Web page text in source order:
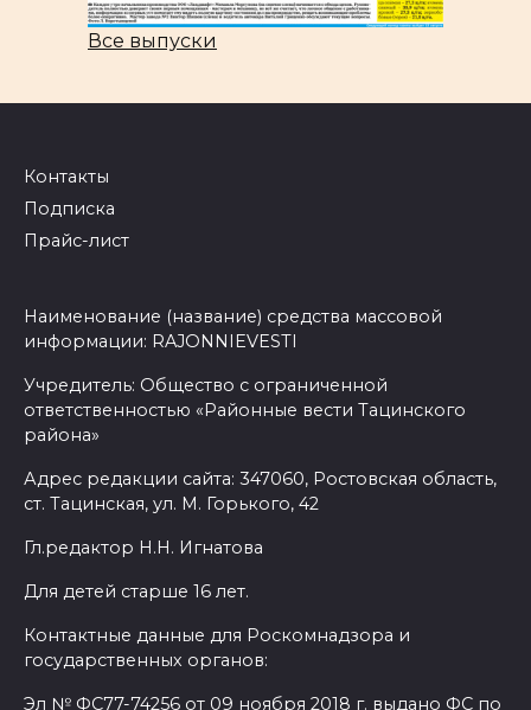
Все выпуски
Контакты
Подписка
Прайс-лист
Наименование (название) средства массовой
информации: RAJONNIEVESTI
Учредитель: Общество с ограниченной
ответственностью «Районные вести Тацинского
района»
Адрес редакции сайта: 347060, Ростовская область,
ст. Тацинская, ул. М. Горького, 42
Гл.редактор Н.Н. Игнатова
Для детей старше 16 лет.
Контактные данные для Роскомнадзора и
государственных органов:
Эл № ФС77-74256 от 09 ноября 2018 г. выдано ФС по